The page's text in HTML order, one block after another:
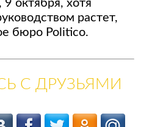
9 октября, хотя
растет,
бюро Politico.
С ДРУЗЬЯМИ